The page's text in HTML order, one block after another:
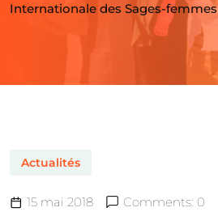
Internationale des Sages-femmes
Actualités
15 mai 2018 Comments: 0